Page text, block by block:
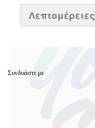
Λεπτομέρειες
Συνδυάστε με